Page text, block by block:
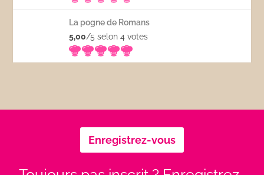
La pogne de Romans
5,00/5 selon 4votes
Enregistrez-vous